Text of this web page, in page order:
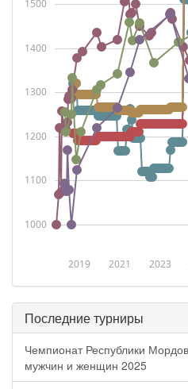
2019 2021 2023
1000
1100
1200
1300
1400
1500
Последние турниры
Чемпионат Республики
мужчин и женщин 2025